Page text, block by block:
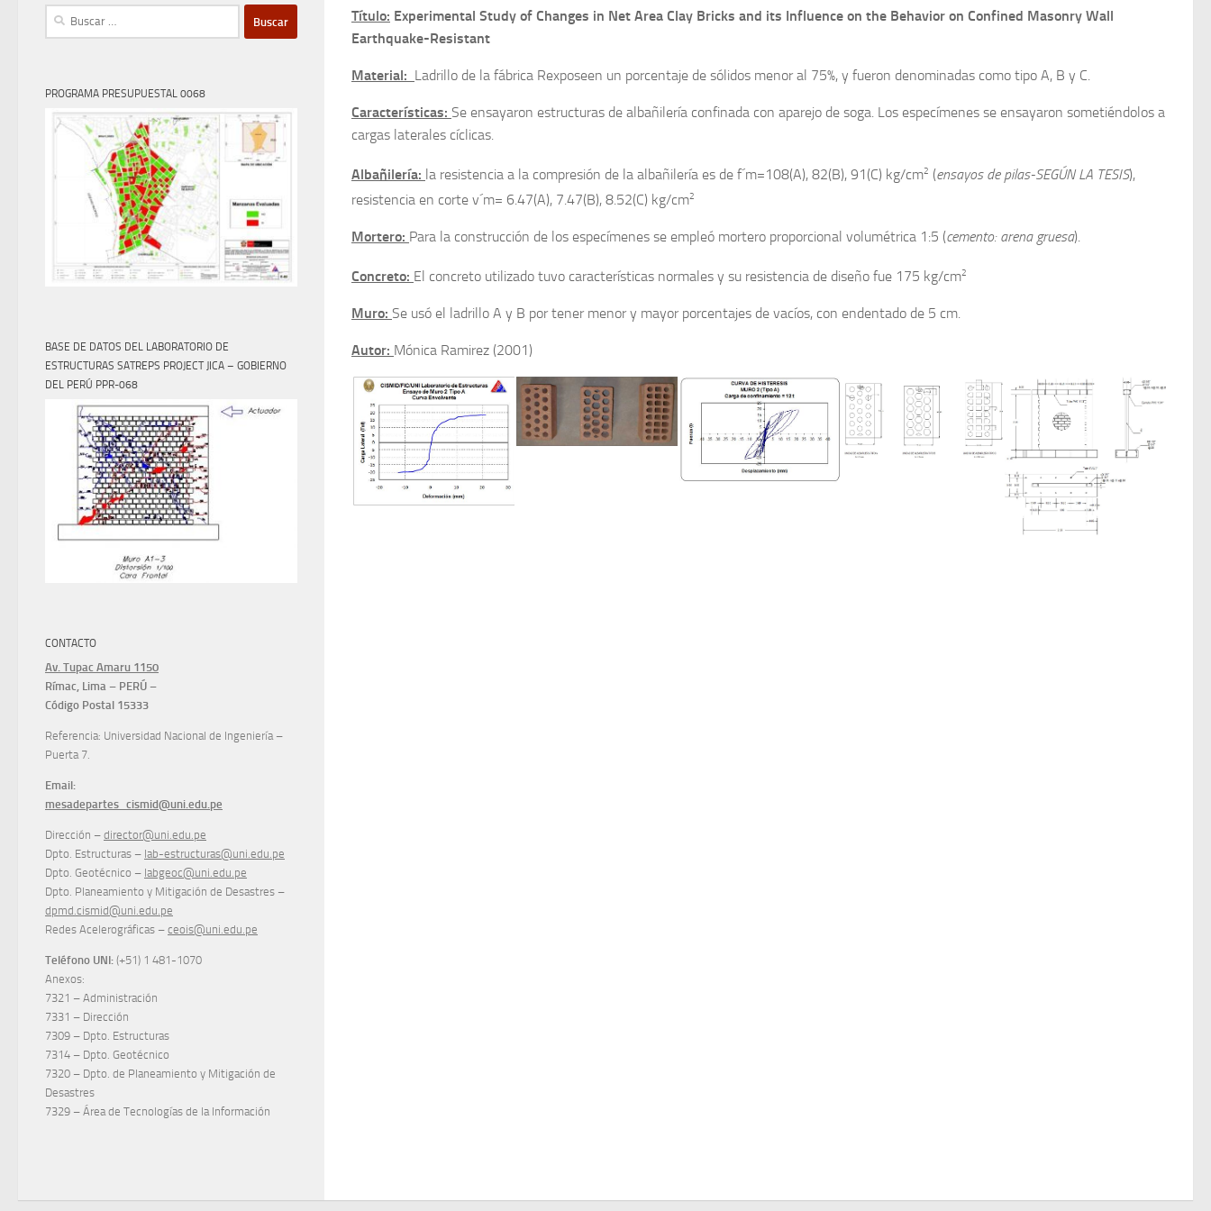
Título: Experimental Study of Changes in Net Area Clay Bricks and its Influence on the Behavior on Confined Masonry Wall
Earthquake-Resistant
Material: Ladrillo de la fábrica Rexposeen un porcentaje de sólidos menor al 75%, y fueron denominadas como tipo A, B y C.
Características: Se ensayaron estructuras de albañilería confinada con aparejo de soga. Los especímenes se ensayaron sometiéndolos a
cargas laterales cíclicas.
Albañilería: la resistencia a la compresión de la albañilería es de f´m=108(A), 82(B), 91(C) kg/cm2 (ensayos de pilas-SEGÚN LA TESIS),
resistencia en corte v´m= 6.47(A), 7.47(B), 8.52(C) kg/cm2
Mortero: Para la construcción de los especímenes se empleó mortero proporcional volumétrica 1:5 (cemento: arena gruesa).
Concreto: El concreto utilizado tuvo características normales y su resistencia de diseño fue 175 kg/cm2
Muro: Se usó el ladrillo A y B por tener menor y mayor porcentajes de vacíos, con endentado de 5 cm.
Autor: Mónica Ramirez (2001)
Buscar:
PROGRAMA PRESUPUESTAL 0068
BASE DE DATOS DEL LABORATORIO DE
ESTRUCTURAS SATREPS PROJECT JICA – GOBIERNO
DEL PERÚ PPR-068
CONTACTO
Av. Tupac Amaru 1150
Rímac, Lima – PERÚ –
Código Postal 15333
Referencia: Universidad Nacional de Ingeniería –
Puerta 7.
Email:
mesadepartes_cismid@uni.edu.pe
Dirección – director@uni.edu.pe
Dpto. Estructuras – lab-estructuras@uni.edu.pe
Dpto. Geotécnico – labgeoc@uni.edu.pe
Dpto. Planeamiento y Mitigación de Desastres –
dpmd.cismid@uni.edu.pe
Redes Acelerográficas – ceois@uni.edu.pe
Teléfono UNI: (+51) 1 481-1070
Anexos:
7321 – Administración
7331 – Dirección
7309 – Dpto. Estructuras
7314 – Dpto. Geotécnico
7320 – Dpto. de Planeamiento y Mitigación de
Desastres
7329 – Área de Tecnologías de la Información